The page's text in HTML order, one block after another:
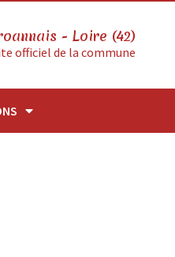
- Loire (42)
officiel de la commune